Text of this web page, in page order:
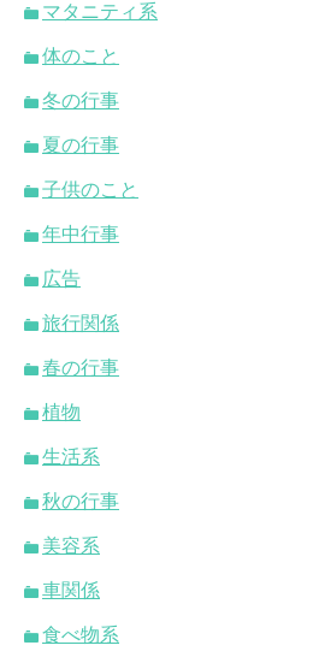
マタニティ系
体のこと
冬の行事
夏の行事
子供のこと
年中行事
広告
旅行関係
春の行事
植物
生活系
秋の行事
美容系
車関係
食べ物系